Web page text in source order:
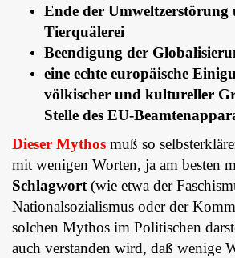
Ende der Umweltzerstörung
Tierquälerei
Beendigung der
eine echte europäische
völkischer und kultureller
Stelle des EU-
Dieser Mythos muß so
mit wenigen Worten, ja am besten
Schlagwort (wie etwa der
Nationalsozialismus oder der
solchen Mythos im Politischen
auch verstanden wird, daß wenige